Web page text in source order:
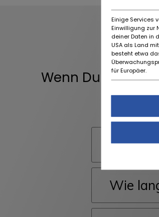
Wenn Du keine
Ist die
Wie
Einige Services
Einwilligung zur
deiner Daten in
USA als Land
besteht etwa
für Europäer.